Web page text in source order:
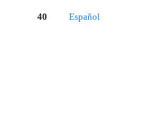
40 Español